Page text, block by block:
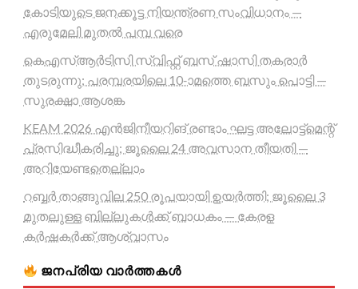
കോടിയുടെ ജനക്കൂട്ട നിയന്ത്രണ സംവിധാനം —
എരുമേലി മുതൽ പമ്പ വരെ
കെഎസ്ആർടിസി സ്വിഫ്റ്റ് ബസ് ഷാസി തകരാർ
തുടരുന്നു; പരമ്പരയിലെ 10-ാമത്തെ ബസും പൊട്ടി —
സുരക്ഷാ ആശങ്ക
KEAM 2026 എൻജിനീയറിങ് രണ്ടാം ഘട്ട അലോട്ട്മെന്റ്
പ്രസിദ്ധീകരിച്ചു; ജൂലൈ 24 അവസാന തീയതി —
അറിയേണ്ടതെല്ലാം
റബ്ബർ താങ്ങുവില 250 രൂപയായി ഉയർത്തി; ജൂലൈ 3
മുതലുള്ള ബില്ലുകൾക്ക് ബാധകം — കേരള
കർഷകർക്ക് ആശ്വാസം
ജനപ്രിയ വാർത്തകൾ